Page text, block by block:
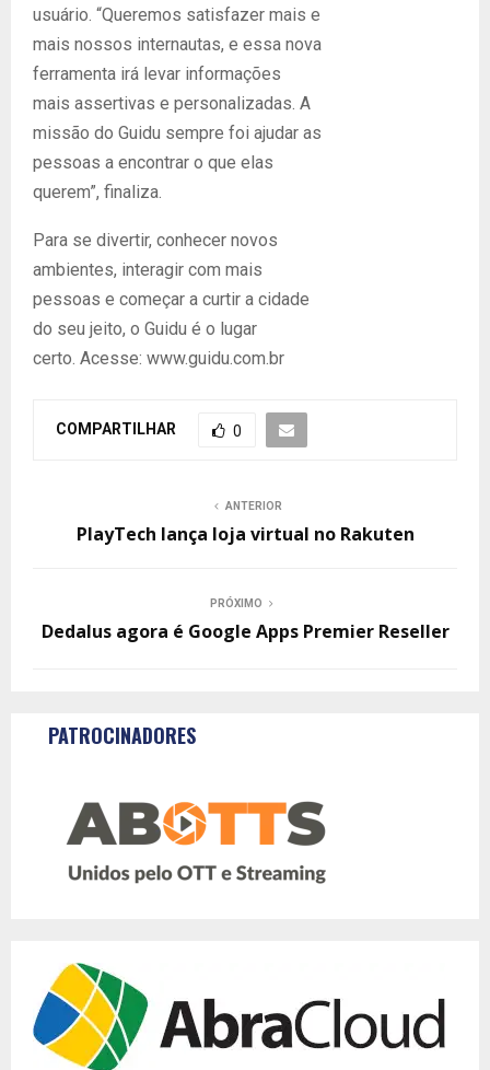
usuário. “Queremos satisfazer mais e
mais nossos internautas, e essa nova
ferramenta irá levar informações
mais assertivas e personalizadas. A
missão do Guidu sempre foi ajudar as
pessoas a encontrar o que elas
querem”, finaliza.
Para se divertir, conhecer novos
ambientes, interagir com mais
pessoas e começar a curtir a cidade
do seu jeito, o Guidu é o lugar
certo. Acesse: www.guidu.com.br
COMPARTILHAR 0
ANTERIOR
PlayTech lança loja virtual no Rakuten
PRÓXIMO
Dedalus agora é Google Apps Premier Reseller
PATROCINADORES